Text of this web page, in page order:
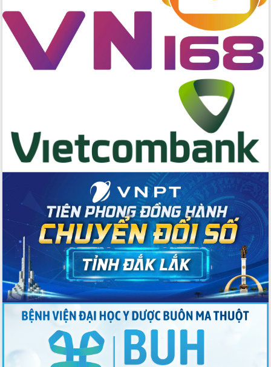
trọng trong kỷ nguyên mới
Hội nghị lần thứ tư Ban Chỉ đạo công
tác bầu cử tỉnh Đắk Lắk
Hội nghị Báo cáo viên Trung ương
tháng 01/2026
Đắk Lắk lần thứ 2 (mở rộng)
Tập trung giải phóng mặt bằng, đẩy
Gỡ khó, khởi công xây dựng, sửa chữa
toàn bộ nhà ở cho hộ dân đúng tiến độ
đề ra
UBND tỉnh Đắk Lắk tổng kết công tác
quốc phòng, quân sự địa phương năm
2025
Tập trung triển khai quyết liệt, đồng bộ
các giải pháp nhằm thực hiện hiệu quả
các nhiệm vụ đề ra năm 2025
Phát huy vai trò của người có uy tín
trong phòng chống tảo hôn và hôn
nhân cận huyết thống
Nông sản Tây Nguyên thu hút doanh
nghiệp nước ngoài